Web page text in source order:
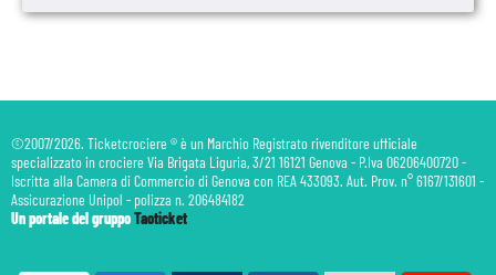
©2007/2026. Ticketcrociere ® è un Marchio Registrato rivenditore ufficiale
specializzato in crociere Via Brigata Liguria, 3/21 16121 Genova - P.Iva 06206400720 -
Iscritta alla Camera di Commercio di Genova con REA 433093. Aut. Prov. n° 6167/131601 -
Assicurazione Unipol - polizza n. 206484182
Un portale del gruppoTaoticket